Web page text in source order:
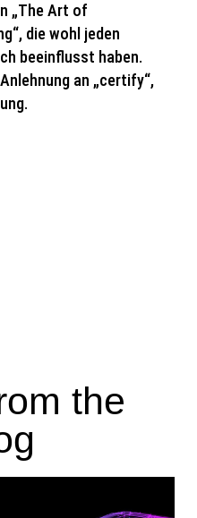
„The Art of
die wohl jeden
beeinflusst haben.
an „certify“,
the